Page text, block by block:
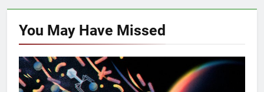
You May Have Missed